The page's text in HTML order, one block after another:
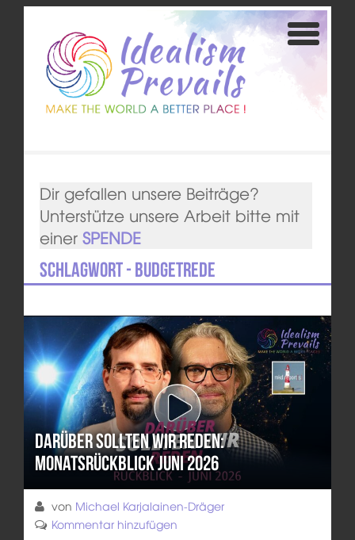
Dir gefallen unsere Beiträge?
Unterstütze unsere Arbeit bitte mit
einer SPENDE
Schlagwort - Budgetrede
Darüber sollten wir reden:
Monatsrückblick Juni 2026
von Michael Karjalainen-Dräger
Kommentar hinzufügen